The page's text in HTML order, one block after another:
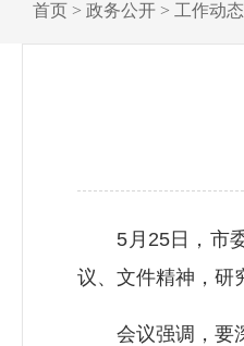
首页 > 政务公开 > 工作动态
5月25日，市委
议、文件精神，研
会议强调，要深